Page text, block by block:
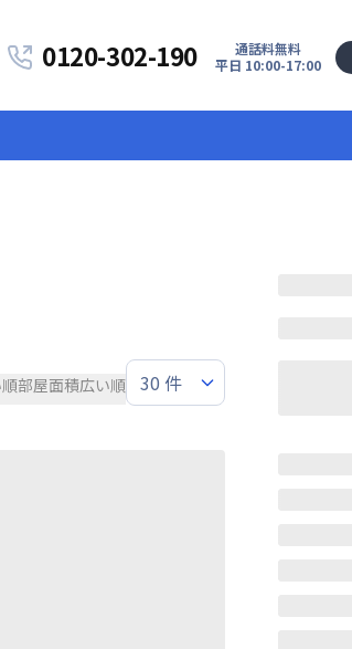
0120-302-190
通話料無料
平日 10:00-17:00
部屋面積広い順